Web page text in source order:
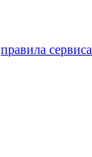
правила сервиса